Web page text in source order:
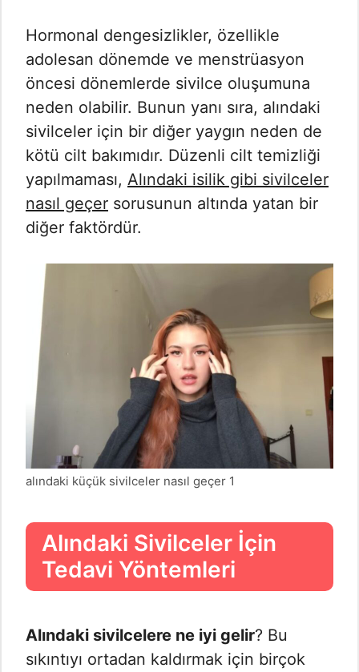
Hormonal dengesizlikler, özellikle
adolesan dönemde ve menstrüasyon
öncesi dönemlerde sivilce oluşumuna
neden olabilir. Bunun yanı sıra, alındaki
sivilceler için bir diğer yaygın neden de
kötü cilt bakımıdır. Düzenli cilt temizliği
yapılmaması, Alındaki isilik gibi sivilceler
nasıl geçer sorusunun altında yatan bir
diğer faktördür.
alındaki küçük sivilceler nasıl geçer 1
Alındaki Sivilceler İçin
Tedavi Yöntemleri
Alındaki sivilcelere ne iyi gelir? Bu
sıkıntıyı ortadan kaldırmak için birçok